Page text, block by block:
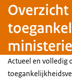
Overzicht
Actueel en volledig